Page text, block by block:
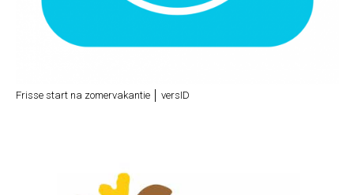
Frisse start na zomervakantie │ versID